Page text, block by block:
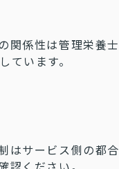
関係性は管理栄養士
います。
はサービス側の都合